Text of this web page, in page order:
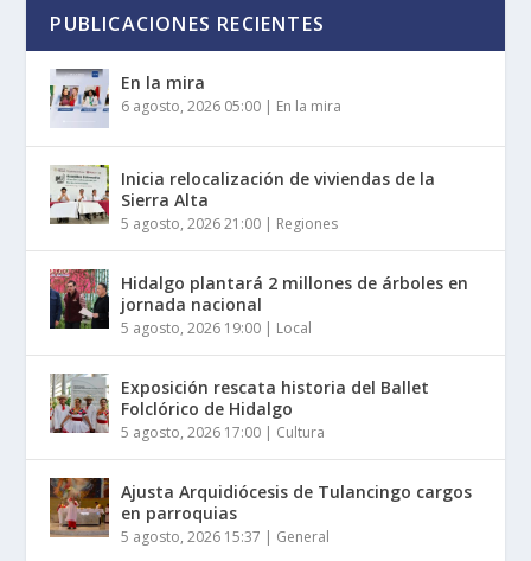
PUBLICACIONES RECIENTES
En la mira
6 agosto, 2026 05:00 | En la mira
Inicia relocalización de viviendas de la
Sierra Alta
5 agosto, 2026 21:00 | Regiones
Hidalgo plantará 2 millones de árboles en
jornada nacional
5 agosto, 2026 19:00 | Local
Exposición rescata historia del Ballet
Folclórico de Hidalgo
5 agosto, 2026 17:00 | Cultura
Ajusta Arquidiócesis de Tulancingo cargos
en parroquias
5 agosto, 2026 15:37 | General